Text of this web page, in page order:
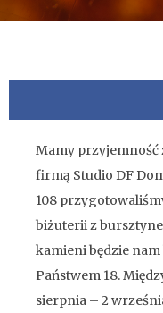
Mamy przyjemność
firmą Studio DF
108
biżuterii z
kamieni będzie nam
Państwem 18.
sierpnia – 2